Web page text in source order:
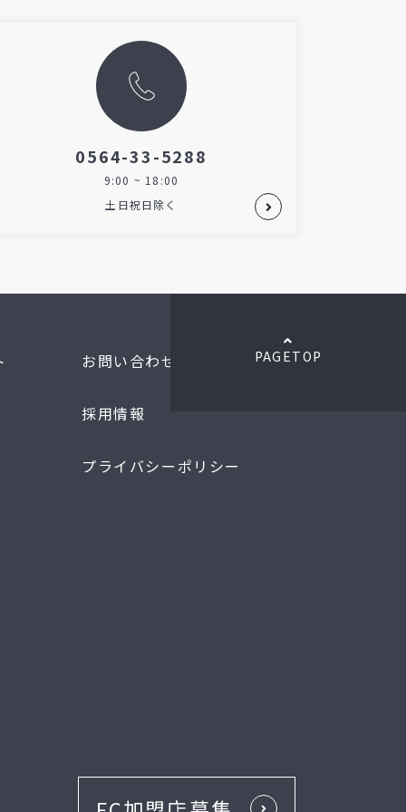
0564-33-5288
9:00 ~ 18:00
土日祝日除く
PAGETOP
お問い合わせ
採用情報
プライバシーポリシー